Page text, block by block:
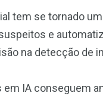
tem se tornado
e
na detecção de
IA conseguem